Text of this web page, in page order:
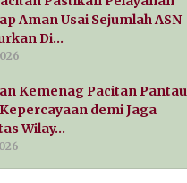
Aman Usai Sejumlah ASN
Di…
Kemenag Pacitan Pantau
demi Jaga
Wilay…